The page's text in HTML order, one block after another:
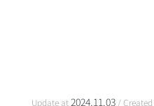
Update at2024.11.03/